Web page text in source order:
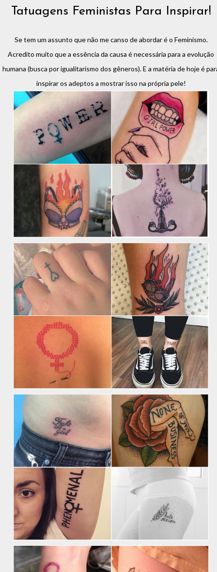
Tatuagens Feministas Para Inspirar!
Se tem um assunto que não me canso de abordar é o Feminismo.
Acredito muito que a essência da causa é necessária para a evolução
humana (busca por igualitarismo dos gêneros). E a matéria de hoje é
inspirar os adeptos a mostrar isso na própria pele!